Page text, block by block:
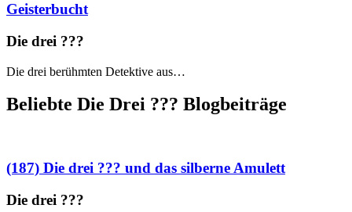
Geisterbucht
Die drei ???
Die drei berühmten Detektive aus…
Beliebte Die Drei ??? Blogbeiträge
(187) Die drei ??? und das silberne Amulett
Die drei ???